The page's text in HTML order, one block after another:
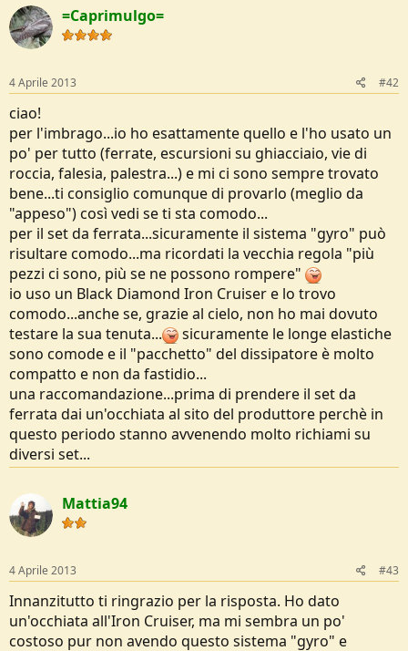
=Caprimulgo=
4 Aprile 2013 #42
ciao!
per l'imbrago...io ho esattamente quello e l'ho usato un
po' per tutto (ferrate, escursioni su ghiacciaio, vie di
roccia, falesia, palestra...) e mi ci sono sempre trovato
bene...ti consiglio comunque di provarlo (meglio da
"appeso") così vedi se ti sta comodo...
per il set da ferrata...sicuramente il sistema "gyro" può
risultare comodo...ma ricordati la vecchia regola "più
pezzi ci sono, più se ne possono rompere"
io uso un Black Diamond Iron Cruiser e lo trovo
comodo...anche se, grazie al cielo, non ho mai dovuto
testare la sua tenuta...
sicuramente le longe elastiche
sono comode e il "pacchetto" del dissipatore è molto
compatto e non da fastidio...
una raccomandazione...prima di prendere il set da
ferrata dai un'occhiata al sito del produttore perchè in
questo periodo stanno avvenendo molto richiami su
diversi set...
Mattia94
4 Aprile 2013 #43
Innanzitutto ti ringrazio per la risposta. Ho dato
un'occhiata all'Iron Cruiser, ma mi sembra un po'
costoso pur non avendo questo sistema "gyro" e